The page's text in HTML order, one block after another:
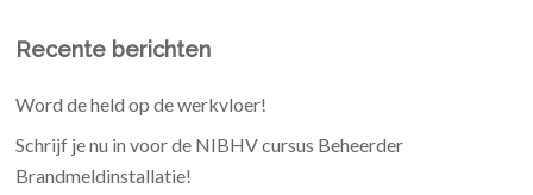
Recente berichten
Word de held op de werkvloer!
Schrijf je nu in voor de NIBHV cursus Beheerder
Brandmeldinstallatie!